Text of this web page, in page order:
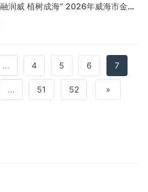
民生银行威海分行参与“金融润威 植树成海” 2026年威海市金融业植树活动
... 4 5 6 7
... 51 52 »